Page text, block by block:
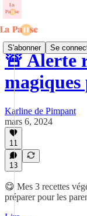
S'abonner Se
🚨 Alerte
Karline de Pimpant
mars 6, 2024
11
13
😋 Mes 3 recettes
préparer pour les